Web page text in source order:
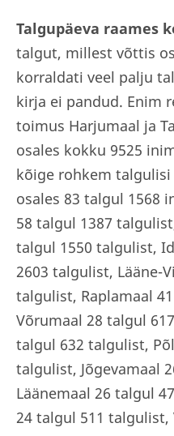
Talgupäeva raames
talgut, millest võttis
korraldati veel palju
kirja ei pandud. Enim
toimus Harjumaal ja
osales kokku 9525
kõige rohkem talgulisi
osales 83 talgul 1568
58 talgul 1387
talgul 1550 talgulist,
2603 talgulist, Lääne-
talgulist, Raplamaal
Võrumaal 28 talgul
talgul 632 talgulist,
talgulist, Jõgevamaal
Läänemaal 26 talgul
24 talgul 511 talgulist,